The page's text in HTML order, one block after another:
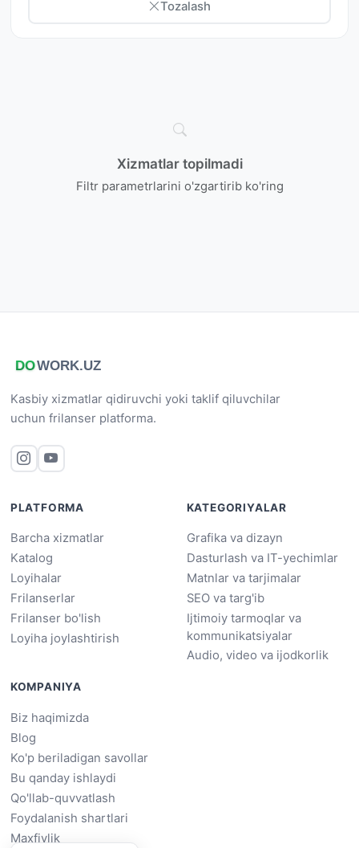
Tozalash
Xizmatlar topilmadi
Filtr parametrlarini o'zgartirib ko'ring
Kasbiy xizmatlar qidiruvchi yoki taklif qiluvchilar
uchun frilanser platforma.
PLATFORMA
Barcha xizmatlar
Katalog
Loyihalar
Frilanserlar
Frilanser bo'lish
Loyiha joylashtirish
KATEGORIYALAR
Grafika va dizayn
Dasturlash va IT-yechimlar
Matnlar va tarjimalar
SEO va targ'ib
Ijtimoiy tarmoqlar va
kommunikatsiyalar
Audio, video va ijodkorlik
KOMPANIYA
Biz haqimizda
Blog
Ko'p beriladigan savollar
Bu qanday ishlaydi
Qo'llab-quvvatlash
Foydalanish shartlari
Maxfiylik